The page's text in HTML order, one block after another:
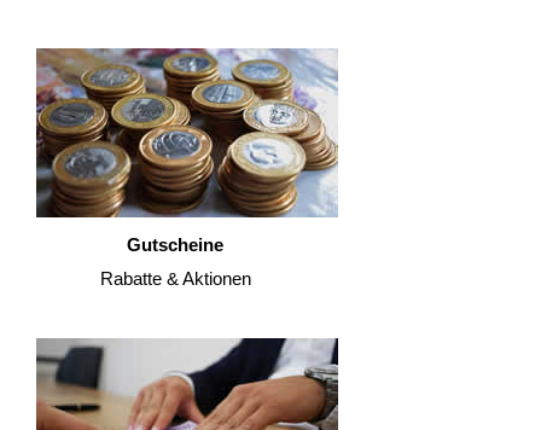
Gutscheine
Rabatte & Aktionen